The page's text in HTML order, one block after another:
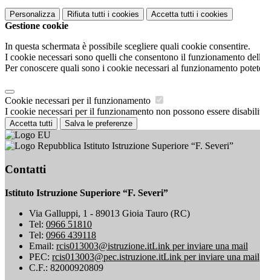
Personalizza Rifiuta tutti i cookies Accetta tutti i cookies
Gestione cookie
In questa schermata è possibile scegliere quali cookie consentire.
I cookie necessari sono quelli che consentono il funzionamento
Per conoscere quali sono i cookie necessari al funzionamento
Cookie necessari per il funzionamento
I cookie necessari per il funzionamento non possono essere
Accetta tutti Salva le preferenze
Istituto Istruzione Superiore “F. Severi”
Contatti
Istituto Istruzione Superiore “F. Severi”
Via Galluppi, 1 - 89013 Gioia Tauro (RC)
Tel: 0966 51810
Tel: 0966 439118
Email: rcis013003@istruzione.itLink per inviare una mail
PEC: rcis013003@pec.istruzione.itLink per inviare una mail
C.F.: 82000920809